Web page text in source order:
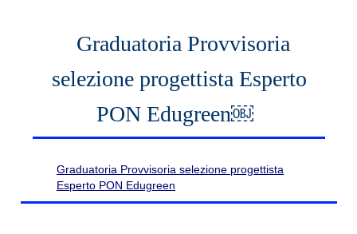
Graduatoria Provvisoria
selezione progettista Esperto
PON Edugreen￼
Graduatoria Provvisoria selezione progettista
Esperto PON Edugreen